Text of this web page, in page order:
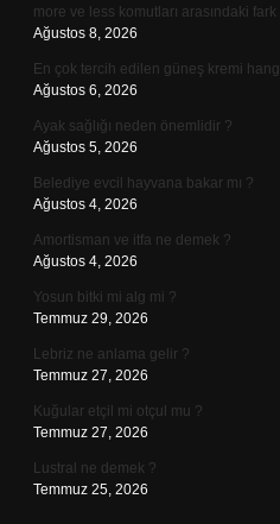
more ve less komutları arasındaki
Ağustos 8, 2026
En çok tercih edilen güneş kremi
Ağustos 6, 2026
Ayak sağlığı neden önemlidir ?
Ağustos 5, 2026
Belediye evcil hayvana bakar mı ?
Ağustos 4, 2026
Amortisman ve itfa ne demek ?
Ağustos 4, 2026
Yosun bitki mi alg mi ?
Temmuz 29, 2026
Lebriz ne anlama gelir ?
Temmuz 27, 2026
Kuğular etçil mi otçul mu ?
Temmuz 27, 2026
Lustral ne demek ?
Temmuz 25, 2026